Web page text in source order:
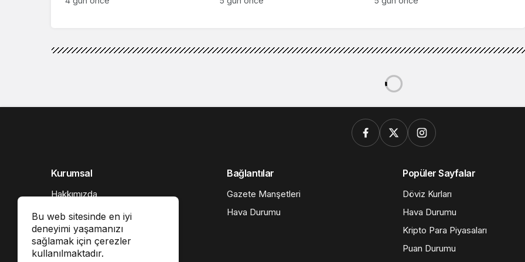
İsrail Başbakanı Netanyahu’dan ilk açıklama: “Savaştayız, kazanacağız”
İsrail Başbakanı Netanyahu’dan ilk açıklama:
Google'da Abone Ol Paylaş
İsrail Başbakanı Binyamin Netanyahu, Hamas’ın başlattığı operasyondan sonra yaptığı ilk
Bu web sitesinde en iyi
deneyimi yaşamanızı
sağlamak için çerezler
kullanılmaktadır.